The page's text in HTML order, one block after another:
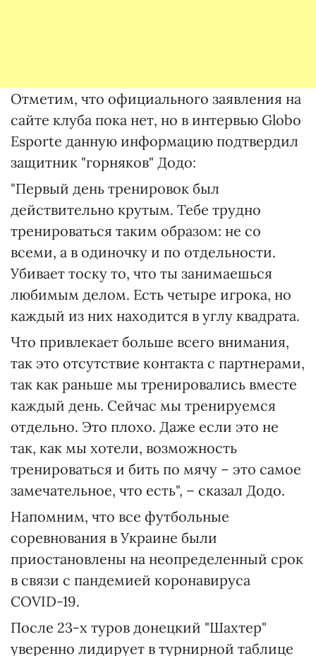
Отметим, что официального заявления на
сайте клуба пока нет, но в интервью Globo
Esporte данную информацию подтвердил
защитник "горняков" Додо:
"Первый день тренировок был
действительно крутым. Тебе трудно
тренироваться таким образом: не со
всеми, а в одиночку и по отдельности.
Убивает тоску то, что ты занимаешься
любимым делом. Есть четыре игрока, но
каждый из них находится в углу квадрата.
Что привлекает больше всего внимания,
так это отсутствие контакта с партнерами,
так как раньше мы тренировались вместе
каждый день. Сейчас мы тренируемся
отдельно. Это плохо. Даже если это не
так, как мы хотели, возможность
тренироваться и бить по мячу – это самое
замечательное, что есть", – сказал Додо.
Напомним, что все футбольные
соревнования в Украине были
приостановлены на неопределенный срок
в связи с пандемией коронавируса
COVID-19.
После 23-х туров донецкий "Шахтер"
уверенно лидирует в турнирной таблице